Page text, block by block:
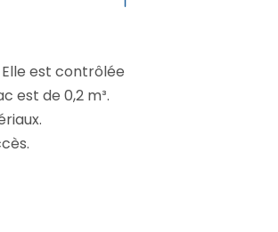
est contrôlée
est de 0,2 m³.